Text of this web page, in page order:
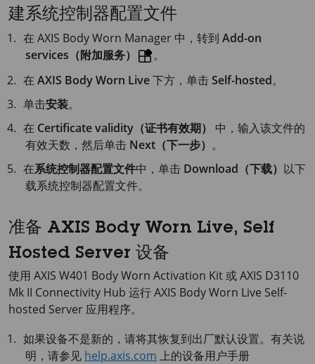
建系统控制器配置文件
在AXIS BodyWorn Manager 中，转到Add-on
services（附加服务）
。
在AXIS Body Worn Live下方，单击Self-hosted。
单击安装。
在 Certificate validity（证书有效期）
中，输入该文件的
有效天数，然后单击 Next（下一步） 。
在系统控制器配置文件中，单击 Download（下载） 以下
载系统控制器配置文件。
准备 AXIS Body Worn Live, Self
Hosted Server 设备
使用 AXIS W401 Body Worn Activation Kit 或AXIS D3110
Mk II Connectivity Hub 运行AXIS BodyWorn Live Self-
hosted Server 应用程序。
如果设备不是新的，请将其恢复到出厂默认设置。有关说
明，请参见 help.axis.com 上的设备用户手册